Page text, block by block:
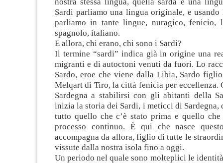
Sardi parliamo una lingua originale, e
parliamo in tante lingue, nuragico, fenicio,
spagnolo, italiano.
E allora, chi erano, chi sono i Sardi?
Il termine “sardi” indica già in origine una
migranti e di autoctoni venuti da fuori. Lo
Sardo, eroe che viene dalla Libia, Sardo
Melqart di Tiro, la città fenicia per
Sardegna a stabilirsi con gli abitanti della
inizia la storia dei Sardi, i meticci di Sardegna,
tutto quello che c’è stato prima e quello
processo continuo. È qui che nasce
accompagna da allora, figlio di tutte le
vissute dalla nostra isola fino a oggi.
Un periodo nel quale sono molteplici le